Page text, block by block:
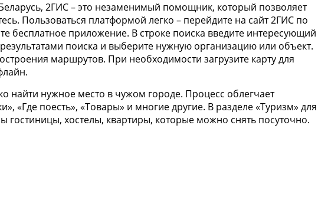
Беларусь, 2ГИС – это незаменимый помощник, который позволяет
Пользоваться платформой легко – перейдите на сайт 2ГИС по
бесплатное приложение. В строке поиска введите интересующий
поиска и выберите нужную организацию или объект.
маршрутов. При необходимости загрузите карту для
найти нужное место в чужом городе. Процесс облегчает
«Где поесть», «Товары» и многие другие. В разделе «Туризм» для
гостиницы, хостелы, квартиры, которые можно снять посуточно.